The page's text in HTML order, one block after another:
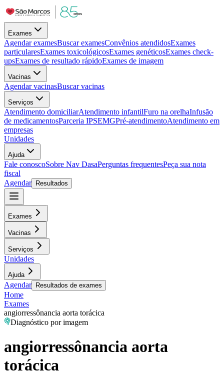
Exames
Agendar examesBuscar examesConvênios atendidosExames
particularesExames toxicológicosExames genéticosExames check-
upsExames de resultado rápidoExames de imagem
Vacinas
Agendar vacinasBuscar vacinas
Serviços
Atendimento domiciliarAtendimento infantilFuro na orelhaInfusão
de medicamentosParceria IPSEMGPré-atendimentoAtendimento em
empresas
Unidades
Ajuda
Fale conoscoSobre Nav DasaPerguntas frequentesPeça sua nota
fiscal
Agendar
Resultados
Exames
Vacinas
Serviços
Unidades
Ajuda
Agendar Resultados de exames
Home
Exames
angiorressônancia aorta torácica
Diagnóstico por imagem
angiorressônancia aorta
torácica